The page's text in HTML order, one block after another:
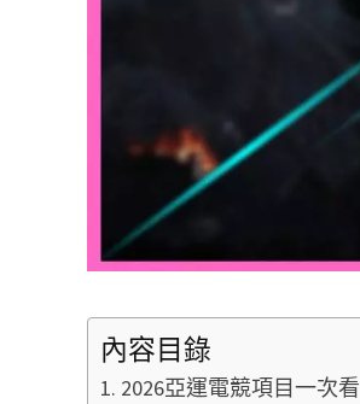
內容目錄
2026亞運電競項目一次看